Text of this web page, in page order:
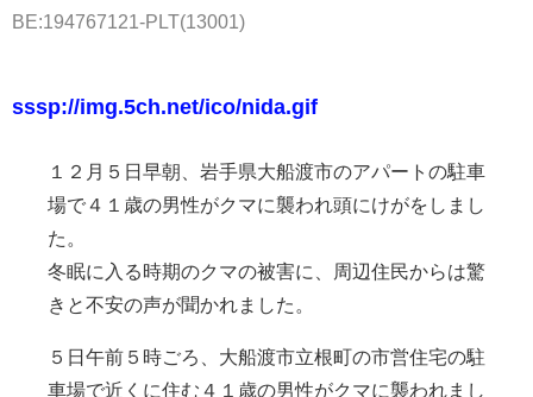
BE:194767121-PLT(13001)
sssp://img.5ch.net/ico/nida.gif
１２月５日早朝、岩手県大船渡市のアパートの駐車
場で４１歳の男性がクマに襲われ頭にけがをしまし
た。
冬眠に入る時期のクマの被害に、周辺住民からは驚
きと不安の声が聞かれました。
５日午前５時ごろ、大船渡市立根町の市営住宅の駐
車場で近くに住む４１歳の男性がクマに襲われまし